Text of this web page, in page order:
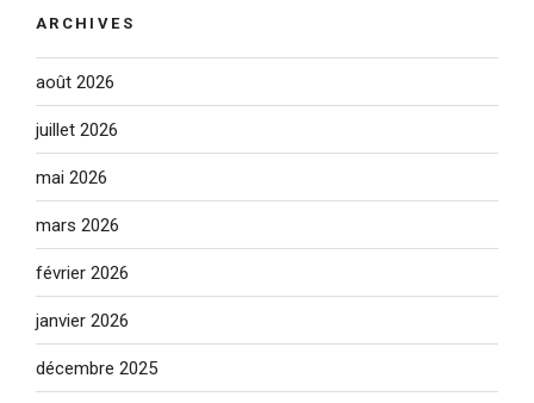
ARCHIVES
août 2026
juillet 2026
mai 2026
mars 2026
février 2026
janvier 2026
décembre 2025